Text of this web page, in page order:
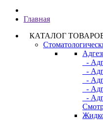
Главная
КАТАЛОГ
-
-
-
-
-